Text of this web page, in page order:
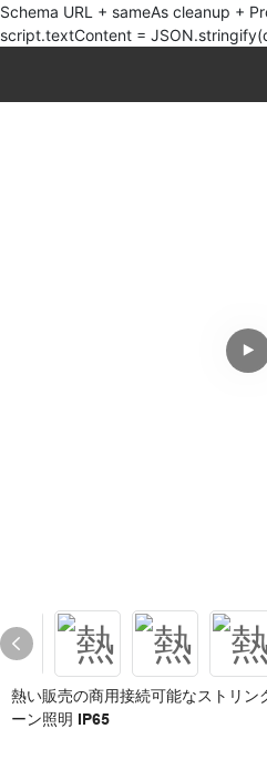
Schema URL + sameAs cleanup +
script.textContent =
熱い販売の商用接続可能なストリン
ーン照明 IP65